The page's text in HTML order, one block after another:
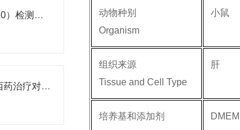
人CD30分子（CD30）检测试剂盒
芪参益气滴丸联合西药治疗对稳定型心绞痛患者血清抵抗素水平的影响
动物种别
Organism
小鼠
组织来源
Tissue and Cell Type
肝
培养基和添加剂